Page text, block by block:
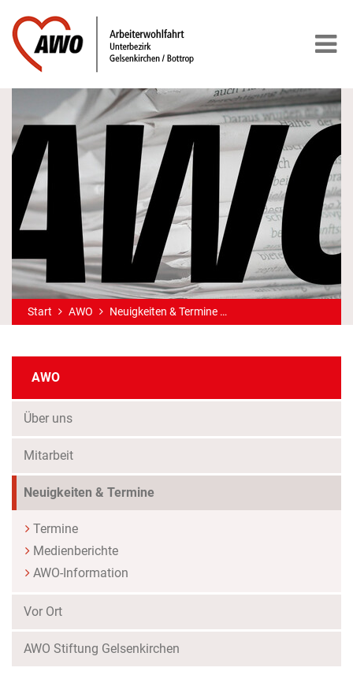
Start AWO Neuigkeiten & Termine
AWO
Über uns
Mitarbeit
Neuigkeiten & Termine
Termine
Medienberichte
AWO-Information
Vor Ort
AWO Stiftung Gelsenkirchen